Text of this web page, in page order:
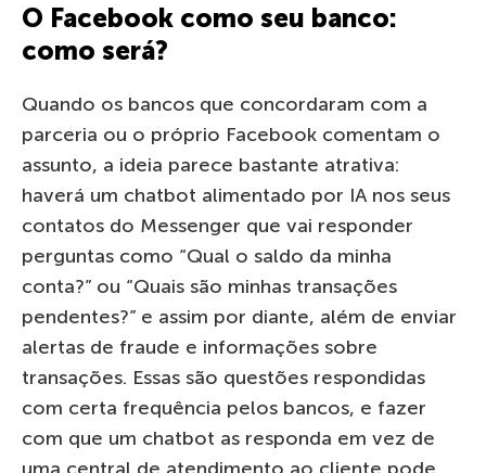
O Facebook como seu banco:
como será?
Quando os bancos que concordaram com a
parceria ou o próprio Facebook comentam o
assunto, a ideia parece bastante atrativa:
haverá um chatbot alimentado por IA nos seus
contatos do Messenger que vai responder
perguntas como “Qual o saldo da minha
conta?” ou “Quais são minhas transações
pendentes?” e assim por diante, além de enviar
alertas de fraude e informações sobre
transações. Essas são questões respondidas
com certa frequência pelos bancos, e fazer
com que um chatbot as responda em vez de